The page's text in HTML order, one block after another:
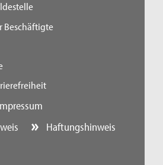
Beschäftigte
Haftungshinweis